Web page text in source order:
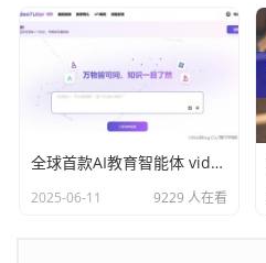
全球首款AI教育智能体 videotutor.io
2025-06-11 9229 人在看